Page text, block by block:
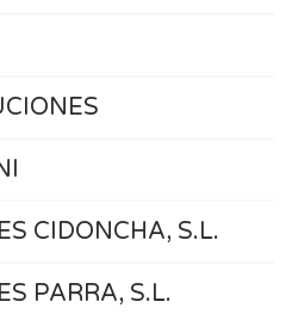
CIDONCHA, S.L.
PARRA, S.L.